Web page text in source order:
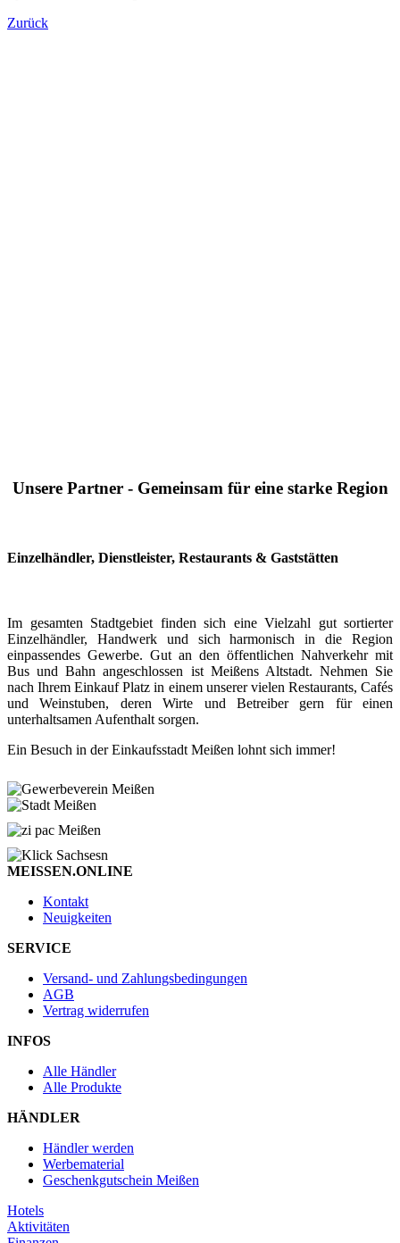
Zurück
Unsere Partner - Gemeinsam für eine starke Region
Einzelhändler, Dienstleister, Restaurants & Gaststätten
Im gesamten Stadtgebiet finden sich eine Vielzahl gut sortierter
Einzelhändler, Handwerk und sich harmonisch in die Region
einpassendes Gewerbe. Gut an den öffentlichen Nahverkehr mit
Bus und Bahn angeschlossen ist Meißens Altstadt. Nehmen Sie
nach Ihrem Einkauf Platz in einem unserer vielen Restaurants, Cafés
und Weinstuben, deren Wirte und Betreiber gern für einen
unterhaltsamen Aufenthalt sorgen.
Ein Besuch in der Einkaufsstadt Meißen lohnt sich immer!
MEISSEN.ONLINE
Kontakt
Neuigkeiten
SERVICE
Versand- und Zahlungsbedingungen
AGB
Vertrag widerrufen
INFOS
Alle Händler
Alle Produkte
HÄNDLER
Händler werden
Werbematerial
Geschenkgutschein Meißen
Hotels
Aktivitäten